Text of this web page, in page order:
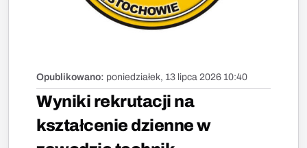
Opublikowano: poniedziałek, 13 lipca 2026 10:40
Wyniki rekrutacji na
kształcenie dzienne w